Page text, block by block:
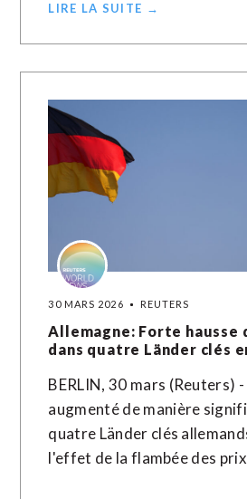
LIRE LA SUITE →
30 MARS 2026 REUTERS
Allemagne: Forte hausse
dans quatre Länder clés
BERLIN, 30 mars (Reuters)
augmenté de manière
quatre Länder clés
l'effet de la flambée des